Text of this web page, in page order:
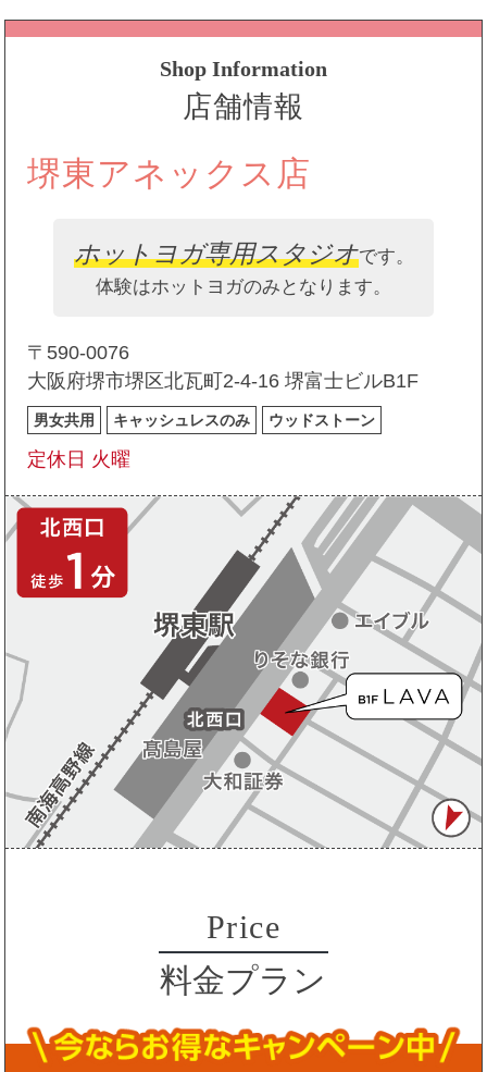
Shop Information
店舗情報
堺東アネックス店
ホットヨガ専用スタジオです。
体験はホットヨガのみとなります。
〒590-0076
大阪府堺市堺区北瓦町2-4-16 堺富士ビルB1F
男女共用 キャッシュレスのみ ウッドストーン
定休日 火曜
Price
料金プラン